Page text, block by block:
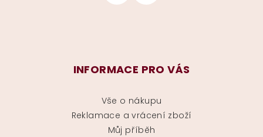
INFORMACE PRO VÁS
Vše o nákupu
Reklamace a vrácení zboží
Můj příběh